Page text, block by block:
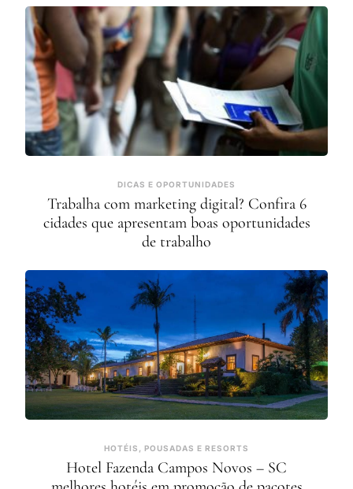
DICAS E OPORTUNIDADES
Trabalha com marketing digital? Confira 6
cidades que apresentam boas oportunidades
de trabalho
HOTÉIS, POUSADAS E RESORTS
Hotel Fazenda Campos Novos – SC